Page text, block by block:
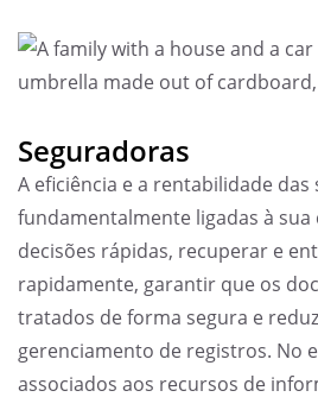
Seguradoras
A eficiência e a rentabilidade
fundamentalmente ligadas à
decisões rápidas, recuperar e
rapidamente, garantir que os
tratados de forma segura e
gerenciamento de registros. No
associados aos recursos de